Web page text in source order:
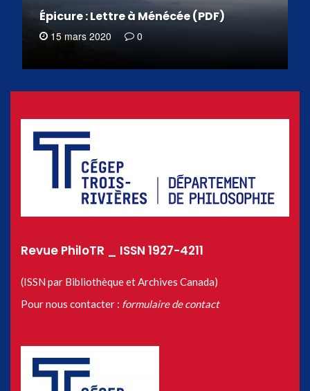
Épicure : Lettre à Ménécée (PDF)
15 mars 2020 0
Revue PhiloTR _ ISSN 1927-4211
(ISSN par Bibliothèque et Archives Canada)
Pour nous contacter : formulaire de contact